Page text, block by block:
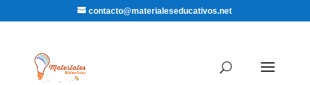
contacto@materialeseducativos.net